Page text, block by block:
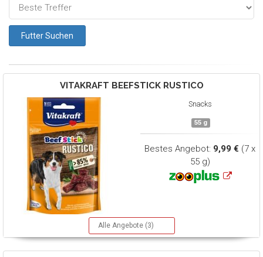
VITAKRAFT BEEFSTICK RUSTICO
Snacks
55 g
Bestes Angebot: 9,99 € (7 x
55 g)
Alle Angebote (3)